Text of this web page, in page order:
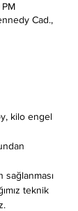
Cad.,
kilo engel
teknik